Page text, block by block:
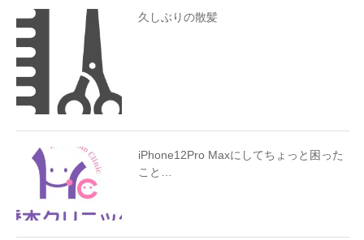
久しぶりの散髪
iPhone12Pro Maxにしてちょっと困った
こと…